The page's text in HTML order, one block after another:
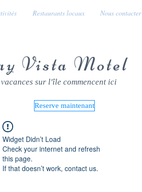
Restaurants locaux Nous contacter
Vista Motel
vacances sur l'île commencent ici
Reserve maintenant
Widget Didn’t Load
Check your internet and refresh
this page.
If that doesn’t work, contact us.